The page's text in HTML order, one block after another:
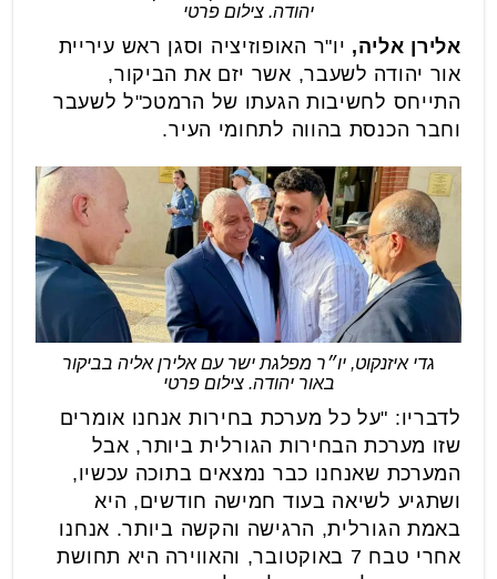
יהודה. צילום פרטי
אלירן אליה, יו"ר האופוזיציה וסגן ראש עיריית
אור יהודה לשעבר, אשר יזם את הביקור,
התייחס לחשיבות הגעתו של הרמטכ"ל לשעבר
וחבר הכנסת בהווה לתחומי העיר.
גדי איזנקוט, יו״ר מפלגת ישר עם אלירן אליה בביקור
באור יהודה. צילום פרטי
לדבריו: "על כל מערכת בחירות אנחנו אומרים
שזו מערכת הבחירות הגורלית ביותר, אבל
המערכת שאנחנו כבר נמצאים בתוכה עכשיו,
ושתגיע לשיאה בעוד חמישה חודשים, היא
באמת הגורלית, הרגישה והקשה ביותר. אנחנו
אחרי טבח 7 באוקטובר, והאווירה היא תחושת